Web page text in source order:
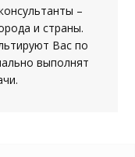
–
и страны.
Вас по
выполнят